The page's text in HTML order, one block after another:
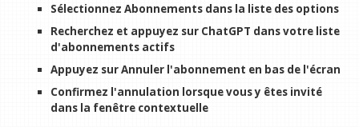
Sélectionnez Abonnements dans la liste des options
Recherchez et appuyez sur ChatGPT dans votre liste
d'abonnements actifs
Appuyez sur Annuler l'abonnement en bas de l'écran
Confirmez l'annulation lorsque vous y êtes invité
dans la fenêtre contextuelle